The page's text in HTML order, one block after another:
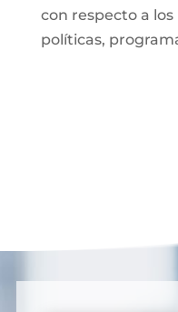
con respecto a
políticas,